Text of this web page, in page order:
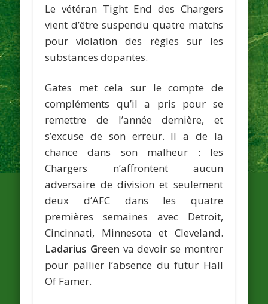
Le vétéran Tight End des Chargers
vient d’être suspendu quatre matchs
pour violation des règles sur les
substances dopantes.
Gates met cela sur le compte de
compléments qu’il a pris pour se
remettre de l’année dernière, et
s’excuse de son erreur. Il a de la
chance dans son malheur : les
Chargers n’affrontent aucun
adversaire de division et seulement
deux d’AFC dans les quatre
premières semaines avec Detroit,
Cincinnati, Minnesota et Cleveland.
Ladarius Green va devoir se montrer
pour pallier l’absence du futur Hall
Of Famer.